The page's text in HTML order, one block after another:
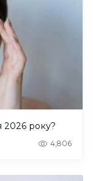
2026 року?
4,806